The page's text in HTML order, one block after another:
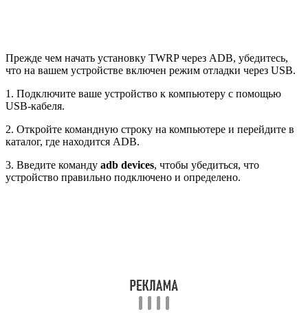
Прежде чем начать установку TWRP через ADB, убедитесь,
что на вашем устройстве включен режим отладки через USB.
1. Подключите ваше устройство к компьютеру с помощью
USB-кабеля.
2. Откройте командную строку на компьютере и перейдите в
каталог, где находится ADB.
3. Введите команду adb devices, чтобы убедиться, что
устройство правильно подключено и определено.